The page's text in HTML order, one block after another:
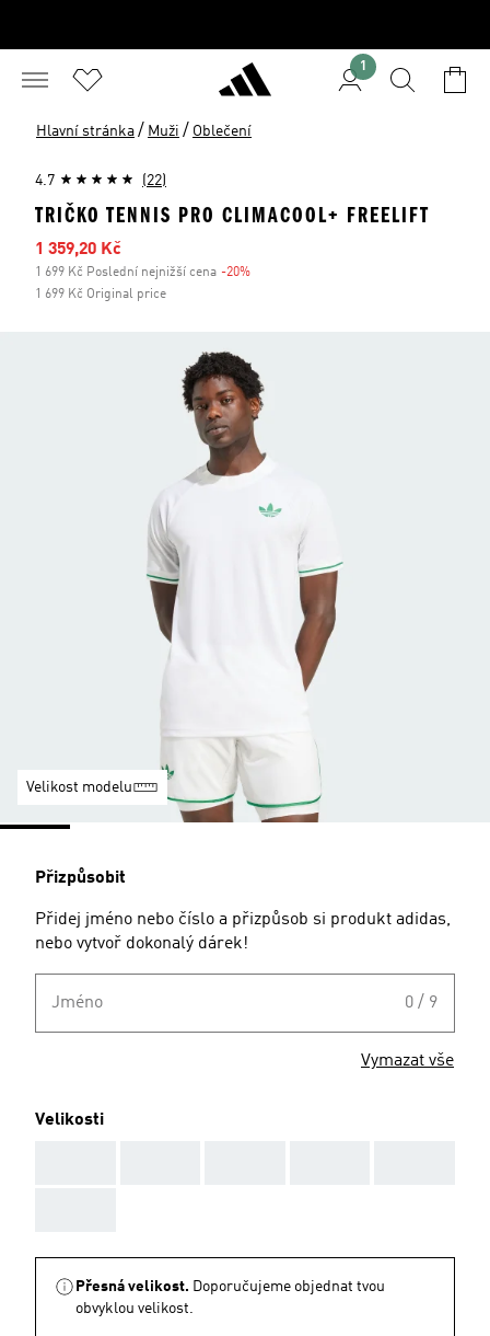
1
Hlavní stránka / Muži / Oblečení
4.7 (22)
TRIČKO TENNIS PRO CLIMACOOL+ FREELIFT
Zlevněná cena
1 359,20 Kč
1 699 Kč Poslední nejnižší cena -20%
1 699 Kč Original price
Velikost modelu
Přizpůsobit
Přidej jméno nebo číslo a přizpůsob si produkt adidas,
nebo vytvoř dokonalý dárek!
Jméno 0 / 9
Vymazat vše
Velikosti
Přesná velikost. Doporučujeme objednat tvou
obvyklou velikost.